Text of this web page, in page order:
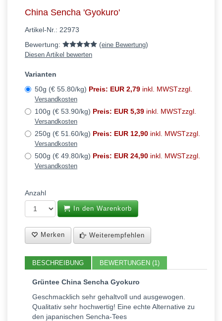
China Sencha 'Gyokuro'
Artikel-Nr.: 22973
Bewertung:
(eine Bewertung)
Diesen Artikel bewerten
Varianten
50g (€ 55.80/kg) Preis: EUR 2,79 inkl. MWSTzzgl.
Versandkosten
100g (€ 53.90/kg) Preis: EUR 5,39 inkl. MWSTzzgl.
Versandkosten
250g (€ 51.60/kg) Preis: EUR 12,90 inkl. MWSTzzgl.
Versandkosten
500g (€ 49.80/kg) Preis: EUR 24,90 inkl. MWSTzzgl.
Versandkosten
Anzahl
In den Warenkorb
Merken Weiterempfehlen
BESCHREIBUNG BEWERTUNGEN (1)
Grüntee China Sencha Gyokuro
Geschmacklich sehr gehaltvoll und ausgewogen.
Qualitativ sehr hochwertig! Eine echte Alternative zu
den japanischen Sencha-Tees